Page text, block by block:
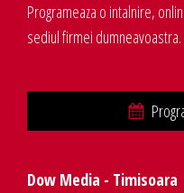
Programeaza o intalnire,
sediul firmei dumneavoastra.
Dow Media - Timisoara